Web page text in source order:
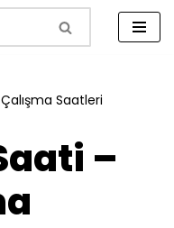
Çalışma Saatleri
–